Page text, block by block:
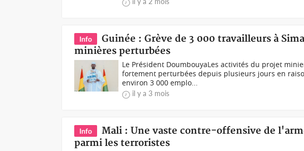
Info
Guinée : Grève de 3 000 travailleurs à
minières perturbées
Le Président DoumbouyaLes activités du projet
fortement perturbées depuis plusieurs jours en
environ 3 000 emplo...
il y a 3 mois
Info
Mali : Une vaste contre-offensive de
parmi les terroristes